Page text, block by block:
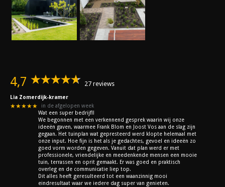
4,7 27 reviews
Lia Zomerdijk-kramer
★★★★★
in de afgelopen week
Wat een super bedrijf!!
We begonnen met een verkennend gesprek waarin wij onze
ideeën gaven, waarmee Frank Blom en Joost Vos aan de slag zijn
gegaan. Het tuinplan wat gepresteerd werd klopte helemaal met
onze input. Hoe fijn is het als je gedachtes, gevoel en ideeën zo
goed vorm worden gegeven. Vanuit dat plan werd er met
professionele, vriendelijke en meedenkende mensen een mooie
tuin, terrassen en oprit gemaakt. Er was goed en praktisch
overleg en de communicatie liep top.
Dit alles heeft geresulteerd tot een waanzinnig mooi
eindresultaat waar we iedere dag super van genieten.